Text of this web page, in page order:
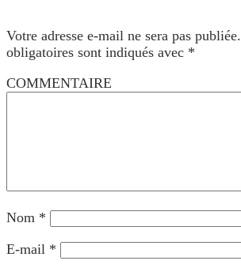
Votre adresse e-mail ne sera pas publiée.
obligatoires sont indiqués avec *
COMMENTAIRE
Nom *
E-mail *